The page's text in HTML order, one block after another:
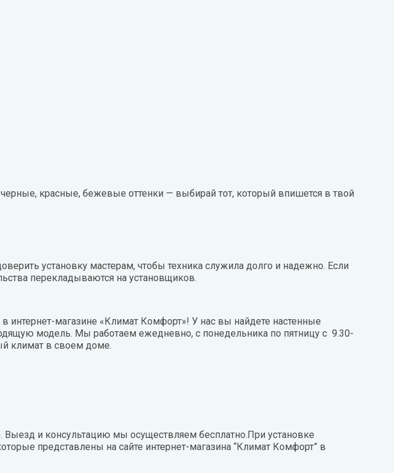
красные, бежевые оттенки — выбирай тот, который впишется в твой
установку мастерам, чтобы техника служила долго и надежно. Если
перекладываются на установщиков.
магазине «Климат Комфорт»! У нас вы найдете настенные
модель. Мы работаем ежедневно, с понедельника по пятницу с 9.30-
климат в своем доме.
и консультацию мы осуществляем бесплатно.При установке
представлены на сайте интернет-магазина “Климат Комфорт” в